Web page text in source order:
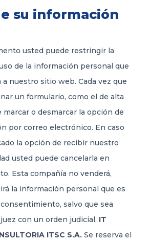
su información
usted puede restringir la
de la información personal que
nuestro sitio web. Cada vez que
un formulario, como el de alta
marcar o desmarcar la opción de
por correo electrónico. En caso
la opción de recibir nuestro
usted puede cancelarla en
Esta compañía no venderá,
la información personal que es
salvo que sea
con un orden judicial. IT
ITSC S.A. Se reserva el